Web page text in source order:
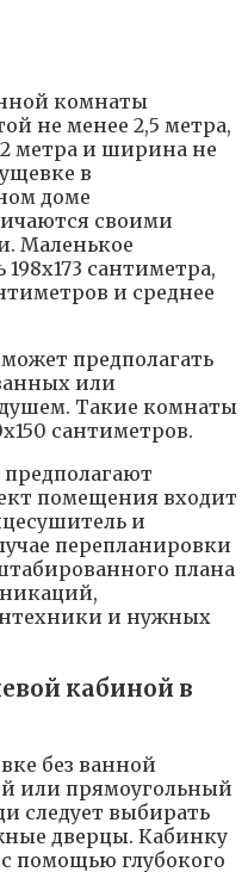
комнаты
не менее 2,5 метра,
метра и ширина не
в
доме
своими
Маленькое
сантиметра,
и среднее
предполагать
или
Такие комнаты
сантиметров.
помещения входит
и
перепланировки
плана
и нужных
кабиной в
без ванной
или прямоугольный
следует выбирать
дверцы. Кабинку
помощью глубокого